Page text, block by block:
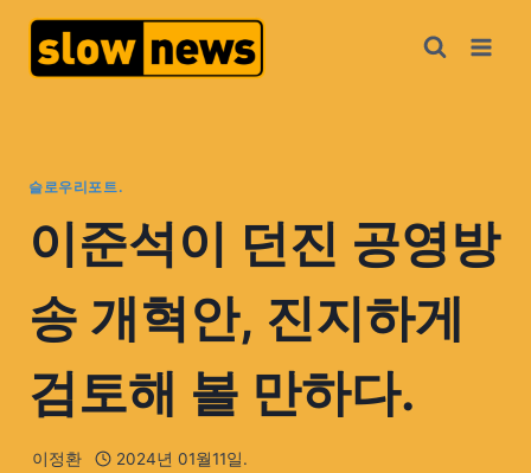
슬로우리포트.
이준석이 던진 공영방
송 개혁안, 진지하게
검토해 볼 만하다.
이정환 2024년 01월11일.